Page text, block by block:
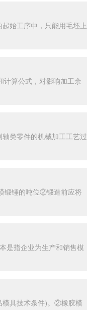
始工序中，只能用毛坯上
计算公式，对影响加工余
类零件的机械加工工艺过
锻锤的吨位②锻造前应将
是指企业为生产和销售模
模具技术条件)。②橡胶模